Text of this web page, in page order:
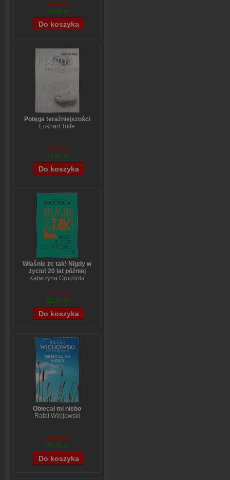
52,25 zł
39,44 zł
Potęga teraźniejszości
Eckhart Tolle
43,69 zł
33,02 zł
Właśnie że tak! Nigdy w
życiu! 20 lat później
Katarzyna Grochola
65,09 zł
52,27 zł
Obiecał mi niebo
Rafał Wicijowski
57,70 zł
46,36 zł